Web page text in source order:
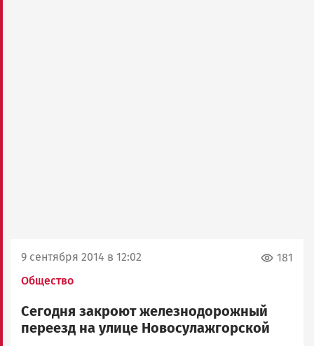
9 сентября 2014 в 12:02
Общество
181
Сегодня закроют железнодорожный
переезд на улице Новосулажгорской